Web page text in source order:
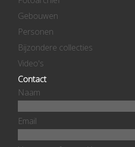
Gebouwen
Personen
Bijzondere collecties
Video's
Contact
Naam
Email